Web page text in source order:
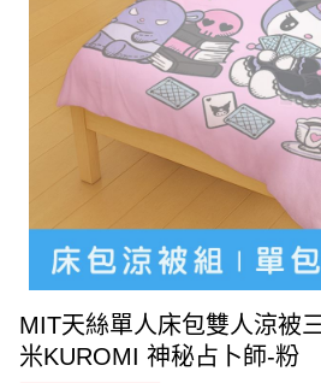
MIT天絲單人床包雙人涼被
米KUROMI 神秘占卜師-粉